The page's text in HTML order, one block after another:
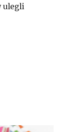
ulegli